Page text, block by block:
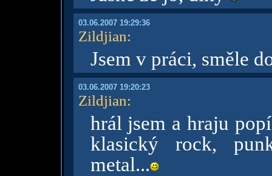
03.06.2007 19:29:36
Zildjian:
Jsem v práci, směle
03.06.2007 19:20:23
Zildjian:
hrál jsem a hraju
klasický rock,
metal...